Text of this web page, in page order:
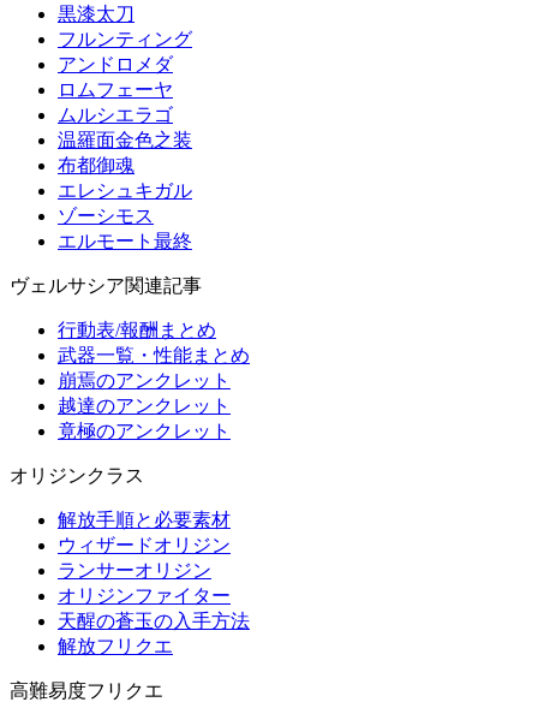
黒漆太刀
フルンティング
アンドロメダ
ロムフェーヤ
ムルシエラゴ
温羅面金色之装
布都御魂
エレシュキガル
ゾーシモス
エルモート最終
ヴェルサシア関連記事
行動表/報酬まとめ
武器一覧・性能まとめ
崩焉のアンクレット
越達のアンクレット
竟極のアンクレット
オリジンクラス
解放手順と必要素材
ウィザードオリジン
ランサーオリジン
オリジンファイター
天醒の蒼玉の入手方法
解放フリクエ
高難易度フリクエ